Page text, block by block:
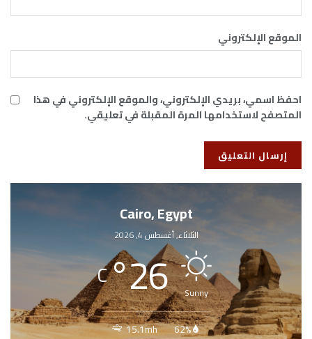
الموقع الإلكتروني
احفظ اسمي، بريدي الإلكتروني، والموقع الإلكتروني في هذا
المتصفح لاستخدامها المرة المقبلة في تعليقي.
Cairo, Egypt
الثلاثاء, أغسطس 4, 2026
Sunny
26
°
C
62%
15.1mh